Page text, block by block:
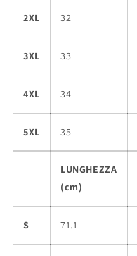
2XL 32
3XL 33
4XL 34
5XL 35
LUNGHEZZA
(cm)
S 71.1